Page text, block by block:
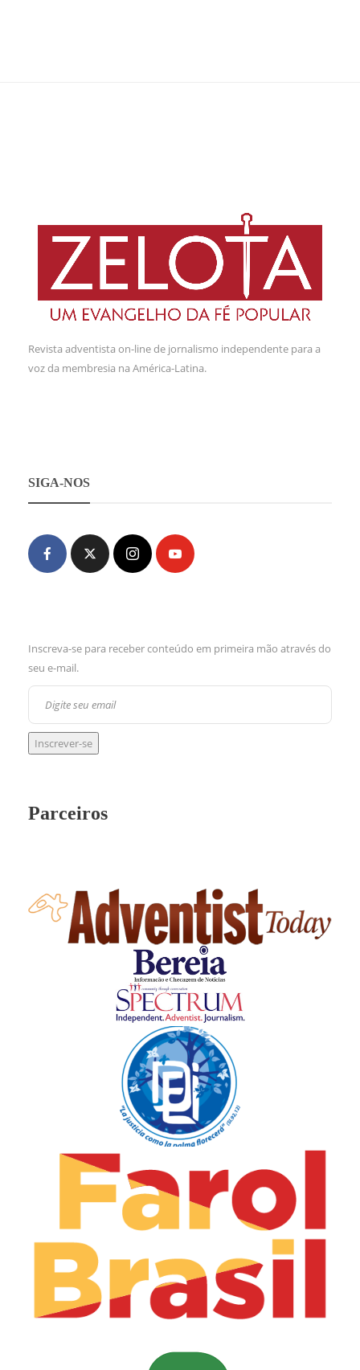
Revista adventista on-line de jornalismo independente para a
voz da membresia na América-Latina.
SIGA-NOS
Inscreva-se para receber conteúdo em primeira mão através do
seu e-mail.
Parceiros